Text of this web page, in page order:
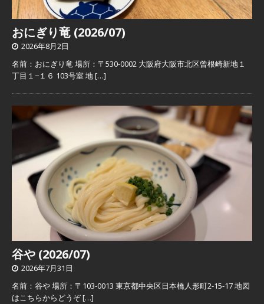
おにぎり竜 (2026/07)
2026年8月2日
名前：おにぎり竜 場所：〒530-0002 大阪府大阪市北区曾根崎新地１
丁目１−１６ 103号室 地[…]
谷や (2026/07)
2026年7月31日
名前：谷や 場所：〒103-0013 東京都中央区日本橋人形町2-15-17 地図
はこちらからどうぞ[…]